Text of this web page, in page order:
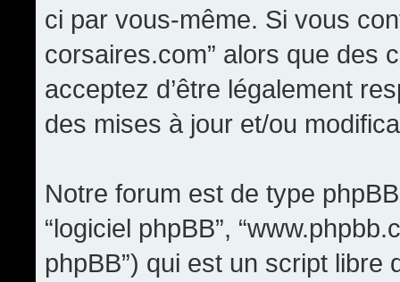
ci par vous-même. Si vous
corsaires.com” alors que des
acceptez d’être légalement
des mises à jour et/ou
Notre forum est de type phpBB
“logiciel phpBB”,
phpBB”) qui est un script